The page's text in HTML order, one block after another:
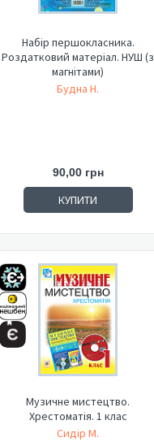
Набір першокласника.
Роздатковий матеріал. НУШ (з
магнітами)
Будна Н.
90,00 грн
КУПИТИ
Музичне мистецтво.
Хрестоматія. 1 клас
Сидір М.